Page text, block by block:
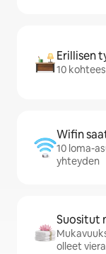
Erillisen
10
Wifin
10 loma-
yhteyden
Suositut
olleet